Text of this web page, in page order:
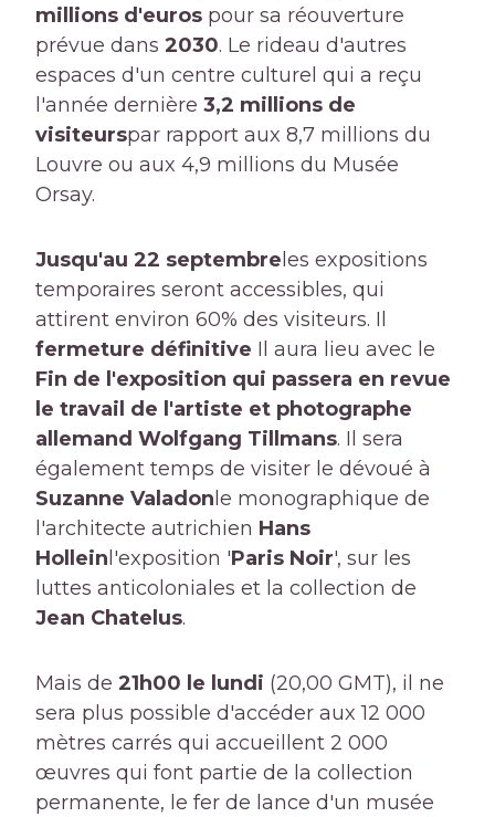
millions d'euros pour sa réouverture
prévue dans 2030. Le rideau d'autres
espaces d'un centre culturel qui a reçu
l'année dernière 3,2 millions de
visiteurspar rapport aux 8,7 millions du
Louvre ou aux 4,9 millions du Musée
Orsay.
Jusqu'au 22 septembreles expositions
temporaires seront accessibles, qui
attirent environ 60% des visiteurs. Il
fermeture définitive Il aura lieu avec le
Fin de l'exposition qui passera en revue
le travail de l'artiste et photographe
allemand Wolfgang Tillmans. Il sera
également temps de visiter le dévoué à
Suzanne Valadonle monographique de
l'architecte autrichien Hans
Holleinl'exposition 'Paris Noir', sur les
luttes anticoloniales et la collection de
Jean Chatelus.
Mais de 21h00 le lundi (20,00 GMT), il ne
sera plus possible d'accéder aux 12 000
mètres carrés qui accueillent 2 000
œuvres qui font partie de la collection
permanente, le fer de lance d'un musée